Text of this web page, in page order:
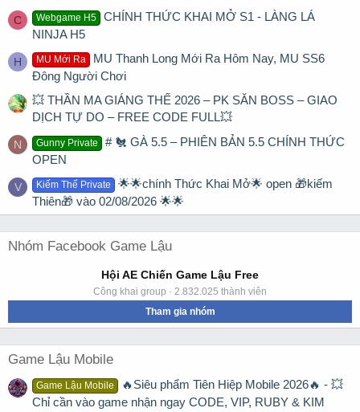
C Webgame H5
CHÍNH THỨC KHAI MỞ S1 - LÀNG LÁ
NINJA H5
H MU Mới Ra
MU Thanh Long Mới Ra Hôm Nay, MU SS6
Đông Người Chơi
💥 THẦN MA GIÁNG THẾ 2026 – PK SĂN BOSS – GIAO
DỊCH TỰ DO – FREE CODE FULL💥
N Gunny Private
# 🐔 GÀ 5.5 – PHIÊN BẢN 5.5 CHÍNH THỨC
OPEN
V Kiếm Thế Private
🌟🌟chính Thức Khai Mở🌟 open 🎁kiếm
Thiên🎁 vào 02/08/2026 🌟🌟
Nhóm Facebook Game Lậu
Hội AE Chiến Game Lậu Free
Công khai group · 2.832.025 thành viên
Tham gia nhóm
Game Lậu Mobile
Game Lậu Mobile
🔥Siêu phẩm Tiên Hiệp Mobile 2026🔥 - 💥
Chỉ cần vào game nhận ngay CODE, VIP, RUBY & KIM